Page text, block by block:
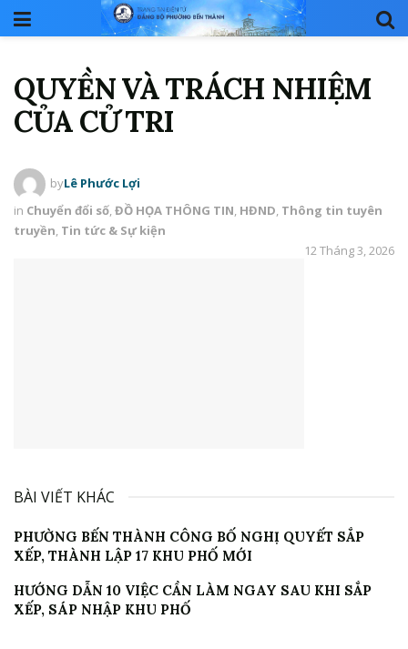
QUYỀN VÀ TRÁCH NHIỆM
CỦA CỬ TRI
byLê Phước Lợi
in Chuyển đổi số,ĐỒ HỌA THÔNG TIN, HĐND, Thông tin tuyên
truyền, Tin tức & Sự kiện
12 Tháng 3, 2026
BÀI VIẾT KHÁC
PHƯỜNG BẾN THÀNH CÔNG BỐ NGHỊ QUYẾT SẮP
XẾP, THÀNH LẬP 17 KHU PHỐ MỚI
HƯỚNG DẪN 10 VIỆC CẦN LÀM NGAY SAU KHI SẮP
XẾP, SÁP NHẬP KHU PHỐ